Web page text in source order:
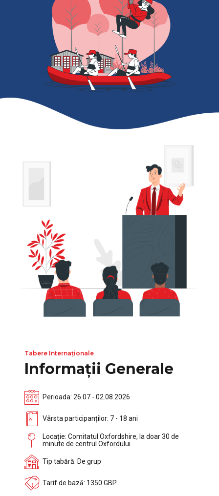
Tabere Internaționale
Informații Generale
Perioada: 26.07 - 02.08.2026
Vârsta participanților: 7 - 18 ani
Locație: Comitatul Oxfordshire, la doar 30 de
minute de centrul Oxfordului
Tip tabără: De grup
Tarif de bază: 1350 GBP